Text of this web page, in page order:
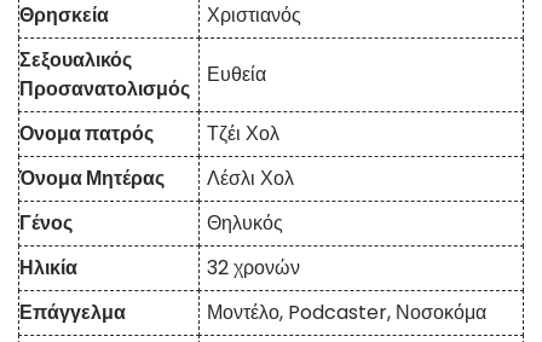
Θρησκεία
Χριστιανός
Σεξουαλικός
Προσανατολισμός
Ευθεία
Ονομα πατρός
Τζέι Χολ
Όνομα Μητέρας
Λέσλι Χολ
Γένος
Θηλυκός
Ηλικία
32 χρονών
Επάγγελμα
Μοντέλο, Podcaster, Νοσοκόμα